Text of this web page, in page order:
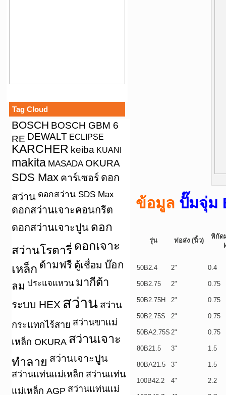
Tag Cloud
BOSCH BOSCH GBM 6
RE DEWALT ECLIPSE
KARCHER keiba KUANI
makita MASADA OKURA
SDS Max คาร์เซอร์ ดอก
สว่าน ดอกสว่าน SDS Max
ดอกสว่านเจาะคอนกรีต
ดอกสว่านเจาะปูน ดอก
สว่านโรตารี่ ดอกเจาะ
เหล็ก ด้ามฟรี ตู้เชื่อม บ๊อก
ลม ประแจแหวน มากีต้า
ระบบ HEX สว่าน สว่าน
กระแทกไร้สาย สว่านขาแม่
เหล็ก OKURA สว่านเจาะ
ทำลาย สว่านเจาะปูน
สว่านแท่นแม่เหล็ก สว่านแท่น
แม่เหล็ก AGP สว่านแท่นแม่
ข้อมูล ปั๊มจุ่ม
รุ่น ท่อส่ง (นิ้ว)
พิกัด
50B2.4 2" 0.4
50B2.75 2" 0.75
50B2.75H 2" 0.75
50B2.75S 2" 0.75
50BA2.75S 2" 0.75
80B21.5 3" 1.5
80BA21.5 3" 1.5
100B42.2 4" 2.2